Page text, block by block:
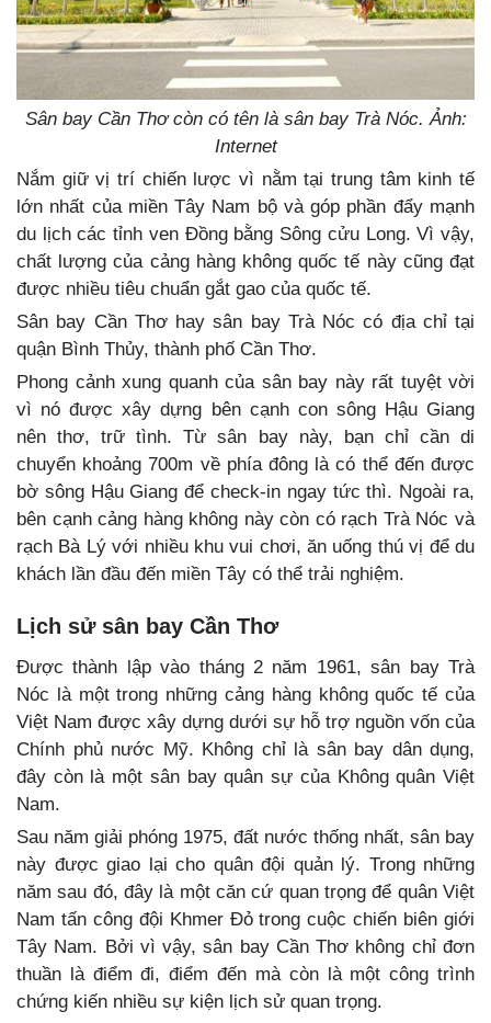
Sân bay Cần Thơ còn có tên là sân bay Trà Nóc. Ảnh:
Internet
Nắm giữ vị trí chiến lược vì nằm tại trung tâm kinh tế
lớn nhất của miền Tây Nam bộ và góp phần đẩy mạnh
du lịch các tỉnh ven Đồng bằng Sông cửu Long. Vì vậy,
chất lượng của cảng hàng không quốc tế này cũng đạt
được nhiều tiêu chuẩn gắt gao của quốc tế.
Sân bay Cần Thơ hay sân bay Trà Nóc có địa chỉ tại
quận Bình Thủy, thành phố Cần Thơ.
Phong cảnh xung quanh của sân bay này rất tuyệt vời
vì nó được xây dựng bên cạnh con sông Hậu Giang
nên thơ, trữ tình. Từ sân bay này, bạn chỉ cần di
chuyển khoảng 700m về phía đông là có thể đến được
bờ sông Hậu Giang để check-in ngay tức thì. Ngoài ra,
bên cạnh cảng hàng không này còn có rạch Trà Nóc và
rạch Bà Lý với nhiều khu vui chơi, ăn uống thú vị để du
khách lần đầu đến miền Tây có thể trải nghiệm.
Lịch sử sân bay Cần Thơ
Được thành lập vào tháng 2 năm 1961, sân bay Trà
Nóc là một trong những cảng hàng không quốc tế của
Việt Nam được xây dựng dưới sự hỗ trợ nguồn vốn của
Chính phủ nước Mỹ. Không chỉ là sân bay dân dụng,
đây còn là một sân bay quân sự của Không quân Việt
Nam.
Sau năm giải phóng 1975, đất nước thống nhất, sân bay
này được giao lại cho quân đội quản lý. Trong những
năm sau đó, đây là một căn cứ quan trọng để quân Việt
Nam tấn công đội Khmer Đỏ trong cuộc chiến biên giới
Tây Nam. Bởi vì vậy, sân bay Cần Thơ không chỉ đơn
thuần là điểm đi, điểm đến mà còn là một công trình
chứng kiến nhiều sự kiện lịch sử quan trọng.